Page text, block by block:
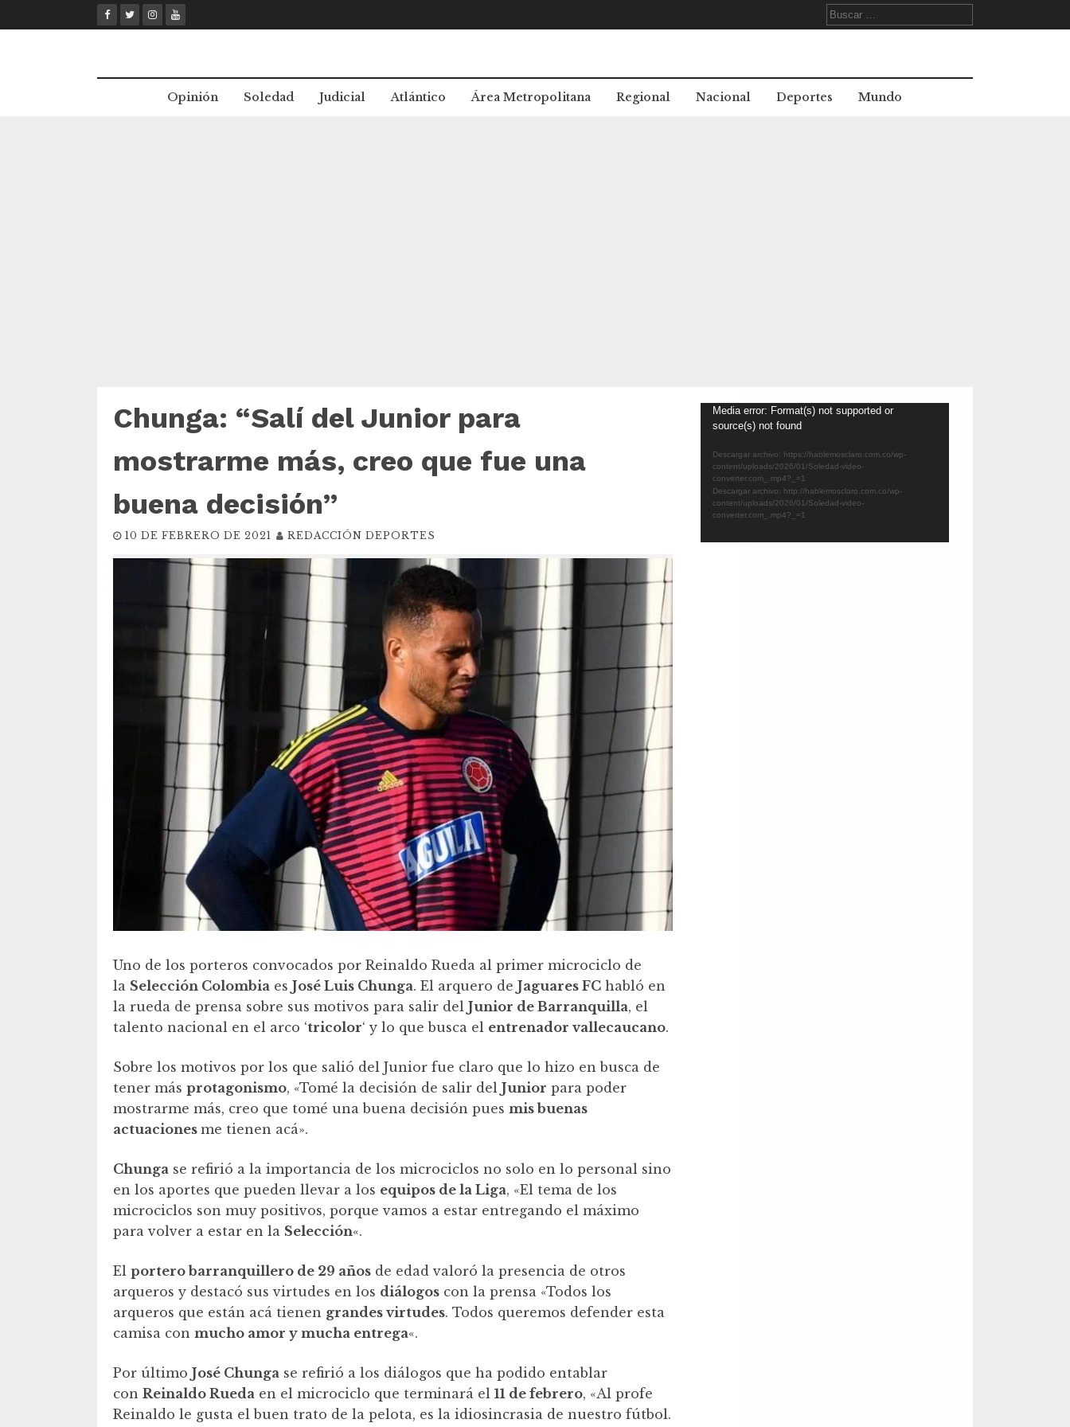
to
Buscar:
Opinión Soledad Judicial Atlántico Área Metropolitana Regional Nacional Deportes Mundo
Chunga: “Salí del Junior para
mostrarme más, creo que fue una
buena decisión”
10 DE FEBRERO DE 2021 REDACCIÓN DEPORTES
Uno de los porteros convocados por Reinaldo Rueda al primer microciclo de
la Selección Colombia es José Luis Chunga. El arquero de Jaguares FC habló en
la rueda de prensa sobre sus motivos para salir del Junior de Barranquilla, el
talento nacional en el arco ‘tricolor‘ y lo que busca el entrenador vallecaucano.
Sobre los motivos por los que salió del Junior fue claro que lo hizo en busca de
tener más protagonismo, «Tomé la decisión de salir del Junior para poder
mostrarme más, creo que tomé una buena decisión pues mis buenas
actuaciones me tienen acá».
Chunga se refirió a la importancia de los microciclos no solo en lo personal sino
en los aportes que pueden llevar a los equipos de la Liga, «El tema de los
microciclos son muy positivos, porque vamos a estar entregando el máximo
para volver a estar en la Selección«.
El portero barranquillero de 29 años de edad valoró la presencia de otros
arqueros y destacó sus virtudes en los diálogos con la prensa «Todos los
arqueros que están acá tienen grandes virtudes. Todos queremos defender esta
camisa con mucho amor y mucha entrega«.
Por último José Chunga se refirió a los diálogos que ha podido entablar
con Reinaldo Rueda en el microciclo que terminará el 11 de febrero, «Al profe
Reinaldo le gusta el buen trato de la pelota, es la idiosincrasia de nuestro fútbol.
Reproductor
de
vídeo
Media error: Format(s) not supported or
source(s) not found
Descargar archivo: https://hablemosclaro.com.co/wp-
content/uploads/2026/01/Soledad-video-
converter.com_.mp4?_=1
Descargar archivo: http://hablemosclaro.com.co/wp-
content/uploads/2026/01/Soledad-video-
converter.com_.mp4?_=1